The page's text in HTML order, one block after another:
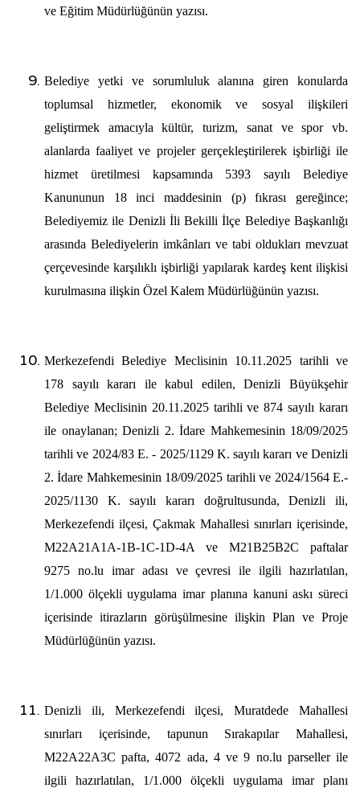
ve Eğitim Müdürlüğünün yazısı.
Belediye yetki ve sorumluluk alanına giren konularda
toplumsal hizmetler, ekonomik ve sosyal ilişkileri
geliştirmek amacıyla kültür, turizm, sanat ve spor vb.
alanlarda faaliyet ve projeler gerçekleştirilerek işbirliği ile
hizmet üretilmesi kapsamında 5393 sayılı Belediye
Kanununun 18 inci maddesinin (p) fıkrası gereğince;
Belediyemiz ile Denizli İli Bekilli İlçe Belediye Başkanlığı
arasında Belediyelerin imkânları ve tabi oldukları mevzuat
çerçevesinde karşılıklı işbirliği yapılarak kardeş kent ilişkisi
kurulmasına ilişkin Özel Kalem Müdürlüğünün yazısı.
Merkezefendi Belediye Meclisinin 10.11.2025 tarihli ve
178 sayılı kararı ile kabul edilen, Denizli Büyükşehir
Belediye Meclisinin 20.11.2025 tarihli ve 874 sayılı kararı
ile onaylanan; Denizli 2. İdare Mahkemesinin 18/09/2025
tarihli ve 2024/83 E. - 2025/1129 K. sayılı kararı ve Denizli
2. İdare Mahkemesinin 18/09/2025 tarihli ve 2024/1564 E.-
2025/1130 K. sayılı kararı doğrultusunda, Denizli ili,
Merkezefendi ilçesi, Çakmak Mahallesi sınırları içerisinde,
M22A21A1A-1B-1C-1D-4A ve M21B25B2C paftalar
9275 no.lu imar adası ve çevresi ile ilgili hazırlatılan,
1/1.000 ölçekli uygulama imar planına kanuni askı süreci
içerisinde itirazların görüşülmesine ilişkin Plan ve Proje
Müdürlüğünün yazısı.
Denizli ili, Merkezefendi ilçesi, Muratdede Mahallesi
sınırları içerisinde, tapunun Sırakapılar Mahallesi,
M22A22A3C pafta, 4072 ada, 4 ve 9 no.lu parseller ile
ilgili hazırlatılan, 1/1.000 ölçekli uygulama imar planı